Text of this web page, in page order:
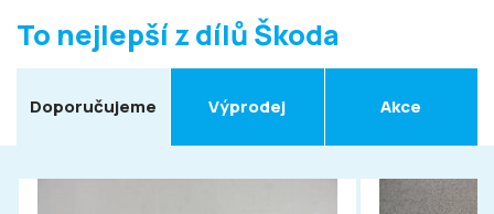
To nejlepší z dílů Škoda
Doporučujeme Výprodej Akce